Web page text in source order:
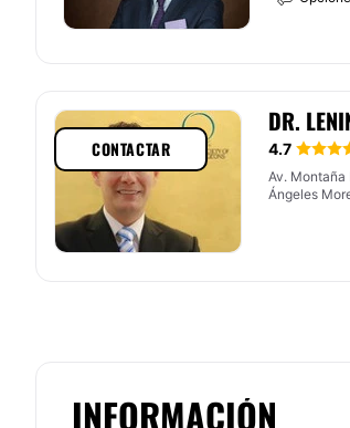
DR.
4.7
Av. Montaña
Ángeles
CONTACTAR
INFORMACIÓN